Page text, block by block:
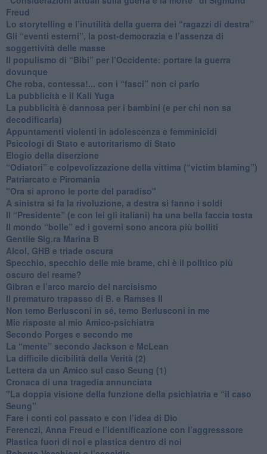
Freud
​Lo storytelling e l’inutilità della guerra dei “ragazzi di destra”
​Gli “eventi esterni”, la post-democrazia e l’assenza di
soggettività delle masse
​Il populismo di “Bibi” per l’Occidente: portare la guerra
dovunque
​Che roba, contessa!... con i “fasci” non ci parlo
La pubblicità e il Kali Yuga
​La pubblicità è dannosa per i bambini (e per chi non sa
decodificarla)
​Appuntamenti violenti in adolescenza e femminicidi
​Psicologi di Stato e autoritarismo di Stato
Elogio della diserzione
“Odiatori” e colpevolizzazione della vittima (“victim blaming”)
​Patriarcato e Piromania
"Ora si aprono le porte del paradiso"
​A sinistra si fa la rivoluzione, a destra si fanno i soldi
​Il “Presidente” (e con lei gli italiani) ha una bella faccia tosta
​Il mondo “bolle” ed i governi sono ancora più bolliti
​Gentile Sig.ra Marina B
​Alcol, GHB e triade oscura
​Specchio, specchio delle mie brame, chi è il politico più
oscuro del reame?
​Gibran e l’arco marcio del narcisismo
​Il prematuro trapasso di B. e Ramses II
​Non temo Berlusconi in sé, temo Berlusconi in me
​Mie risposte al mio Amico-psichiatra
​Secondo Porges e secondo me
​La “mente” secondo Jackson e McLean
La difficile dicibilità della Verità (2)
​Lettera da un Amico sul caso Seung (1)
​Cronaca di una tragedia annunciata
"​La doppia visione della funzione della psichiatria e “il caso
Seung”
​Fare i conti col passato e con l’idea di Dio
​Ferenczi, Anna Freud e l’identificazione con l’aggresssore
Plastica fuori di noi e plastica dentro di noi